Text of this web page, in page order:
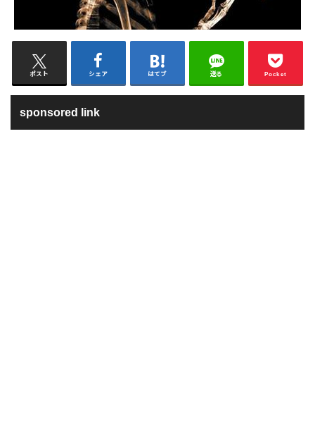
ポスト シェア はてブ 送る Pocket
sponsored link